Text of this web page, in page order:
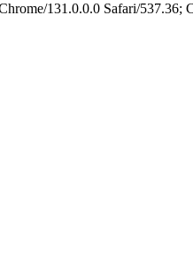
131.0.0.0 Safari/537.36;